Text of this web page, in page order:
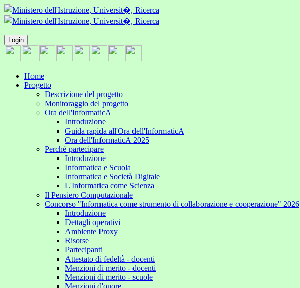
Login
Home
Progetto
Descrizione del progetto
Monitoraggio del progetto
Ora dell'InformaticA
Introduzione
Guida rapida all'Ora dell'InformaticA
Ora dell'InformaticA 2025
Perché partecipare
Introduzione
Informatica e Scuola
Informatica e Società Digitale
L'Informatica come Scienza
Il Pensiero Computazionale
Concorso "Informatica come strumento di collaborazione e cooperazione" 2026
Introduzione
Dettagli operativi
Ambiente Proxy
Risorse
Partecipanti
Attestato di fedeltà - docenti
Menzioni di merito - docenti
Menzioni di merito - scuole
Menzioni d'onore